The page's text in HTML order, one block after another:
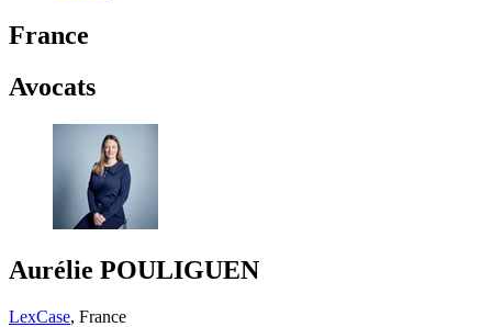
France
Avocats
Aurélie POULIGUEN
LexCase, France